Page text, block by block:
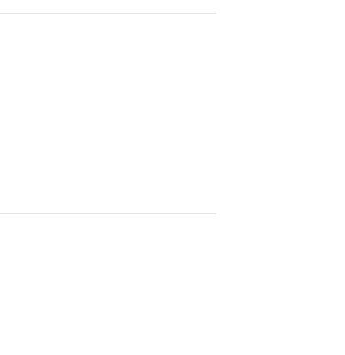
столице с 26 сентября по 1
дизайнеры, коллекции
году и расположенная в
объединяющей